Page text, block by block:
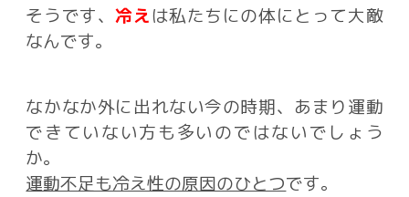
そうです、冷えは私たちにの体にとって大敵
なんです。
なかなか外に出れない今の時期、あまり運動
できていない方も多いのではないでしょう
か。
運動不足も冷え性の原因のひとつです。